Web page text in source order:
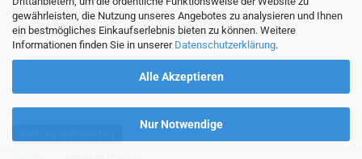
gewährleisten, die Nutzung unseres Angebotes zu analysieren und Ihnen
ein bestmögliches Einkaufserlebnis bieten zu können. Weitere
Informationen finden Sie in unserer Datenschutzerklärung.
Alle Akzeptieren
Nur Notwendige
Stoffe auf Rechnung
Information zur Echtheit von Kundenbewertungen